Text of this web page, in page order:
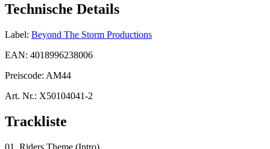
Technische Details
Label: Beyond The Storm Productions
EAN: 4018996238006
Preiscode: AM44
Art. Nr.: X50104041-2
Trackliste
01. Riders Theme (Intro)